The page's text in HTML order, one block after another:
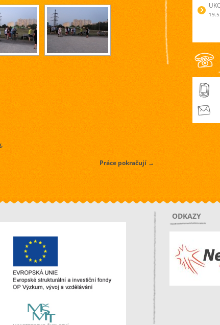
.
Práce pokračují →
ODKAZY